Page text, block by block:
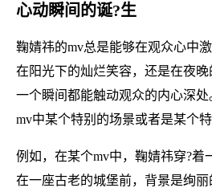
心动瞬间的诞?生
鞠婧祎的mv总是能够在观众心中
在阳光下的灿烂笑容，还是在夜
一个瞬间都能触动观众的内心深
mv中某个特别的场景或者是某个特
例如，在某个mv中，鞠婧祎穿?着
在一座古老的城堡前，背景是绚